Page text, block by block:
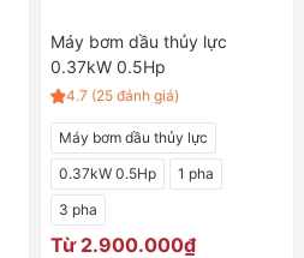
Máy bơm dầu thủy lực
0.37kW 0.5Hp
4.7 (25 đánh giá)
Máy bơm dầu thủy lực
0.37kW 0.5Hp
1 pha
3 pha
Từ 2.900.000₫